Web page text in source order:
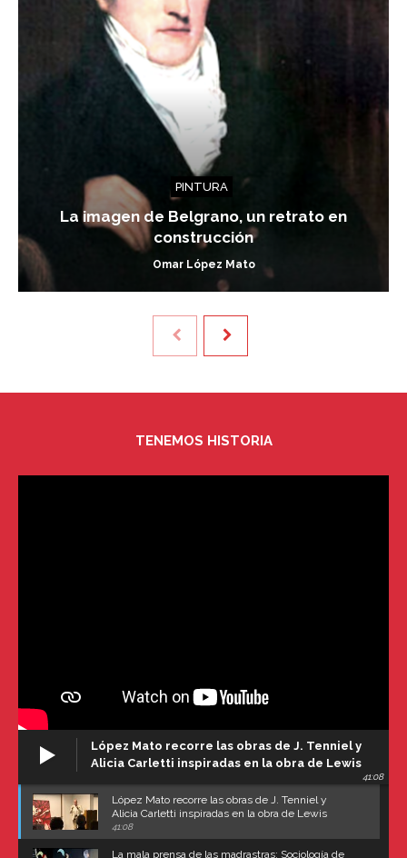
PINTURA
La imagen de Belgrano, un retrato en
construcción
Omar López Mato
TENEMOS HISTORIA
López Mato recorre las obras de J. Tenniel y
Alicia Carletti inspiradas en la obra de Lewis
41:08
López Mato recorre las obras de J. Tenniel y
Alicia Carletti inspiradas en la obra de Lewis
Carroll
41:08
La mala prensa de las madrastras: Sociología de